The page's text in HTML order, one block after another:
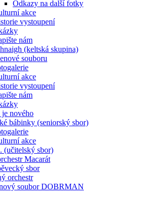
Odkazy na další fotky
akce
vystoupení
nám
(keltská skupina)
souboru
akce
vystoupení
nám
je nového
bábinky (seniorský sbor)
akce
(učitelský sbor)
Macarát
sbor
orchestr
soubor DOBRMAN